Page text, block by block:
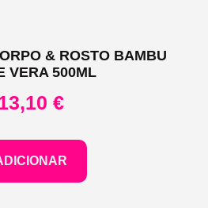
& ROSTO BAMBU
VERA 500ML
€